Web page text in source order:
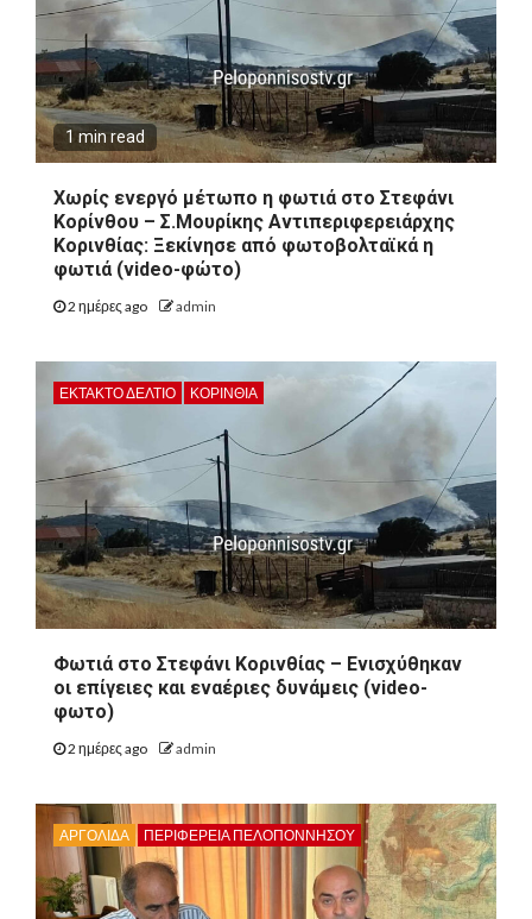
1 min read
Χωρίς ενεργό μέτωπο η φωτιά στο Στεφάνι
Κορίνθου – Σ.Μουρίκης Αντιπεριφερειάρχης
Κορινθίας: Ξεκίνησε από φωτοβολταϊκά η
φωτιά (video-φώτο)
2 ημέρες ago admin
ΕΚΤΑΚΤΟ ΔΕΛΤΙΟ ΚΟΡΙΝΘΊΑ
Φωτιά στο Στεφάνι Κορινθίας – Ενισχύθηκαν
οι επίγειες και εναέριες δυνάμεις (video-
φωτο)
2 ημέρες ago admin
ΑΡΓΟΛΙΔΑ ΠΕΡΙΦΈΡΕΙΑ ΠΕΛΟΠΟΝΝΉΣΟΥ